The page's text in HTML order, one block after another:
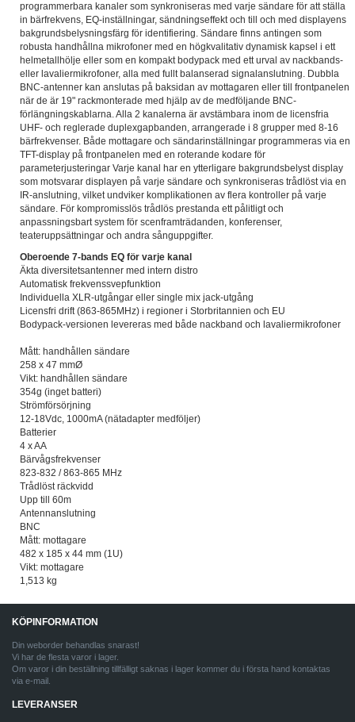
programmerbara kanaler som synkroniseras med varje sändare för att ställa
in bärfrekvens, EQ-inställningar, sändningseffekt och till och med displayens
bakgrundsbelysningsfärg för identifiering. Sändare finns antingen som
robusta handhållna mikrofoner med en högkvalitativ dynamisk kapsel i ett
helmetallhölje eller som en kompakt bodypack med ett urval av nackbands-
eller lavaliermikrofoner, alla med fullt balanserad signalanslutning. Dubbla
BNC-antenner kan anslutas på baksidan av mottagaren eller till frontpanelen
när de är 19" rackmonterade med hjälp av de medföljande BNC-
förlängningskablarna. Alla 2 kanalerna är avstämbara inom de licensfria
UHF- och reglerade duplexgapbanden, arrangerade i 8 grupper med 8-16
bärfrekvenser. Både mottagare och sändarinställningar programmeras via en
TFT-display på frontpanelen med en roterande kodare för
parameterjusteringar Varje kanal har en ytterligare bakgrundsbelyst display
som motsvarar displayen på varje sändare och synkroniseras trådlöst via en
IR-anslutning, vilket undviker komplikationen av flera kontroller på varje
sändare. För kompromisslös trådlös prestanda ett pålitligt och
anpassningsbart system för scenframträdanden, konferenser,
teateruppsättningar och andra sånguppgifter.
Oberoende 7-bands EQ för varje kanal
Äkta diversitetsantenner med intern distro
Automatisk frekvenssvepfunktion
Individuella XLR-utgångar eller single mix jack-utgång
Licensfri drift (863-865MHz) i regioner i Storbritannien och EU
Bodypack-versionen levereras med både nackband och lavaliermikrofoner
Mått: handhållen sändare
258 x 47 mmØ
Vikt: handhållen sändare
354g (inget batteri)
Strömförsörjning
12-18Vdc, 1000mA (nätadapter medföljer)
Batterier
4 x AA
Bärvågsfrekvenser
823-832 / 863-865 MHz
Trådlöst räckvidd
Upp till 60m
Antennanslutning
BNC
Mått: mottagare
482 x 185 x 44 mm (1U)
Vikt: mottagare
1,513 kg
KÖPINFORMATION
Din weborder behandlas snarast!
Vi har de flesta varor i lager.
Om varor i din beställning tillfälligt saknas i lager kommer du i första hand kontaktas
via e-mail.
LEVERANSER